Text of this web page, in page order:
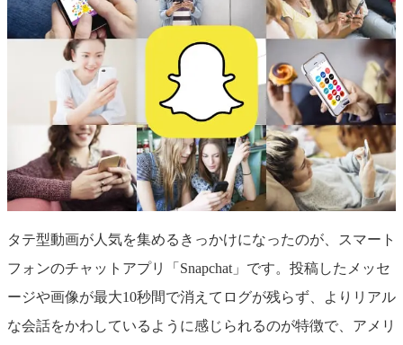
タテ型動画が人気を集めるきっかけになったのが、スマート
フォンのチャットアプリ「Snapchat」です。投稿したメッセ
ージや画像が最大10秒間で消えてログが残らず、よりリアル
な会話をかわしているように感じられるのが特徴で、アメリ